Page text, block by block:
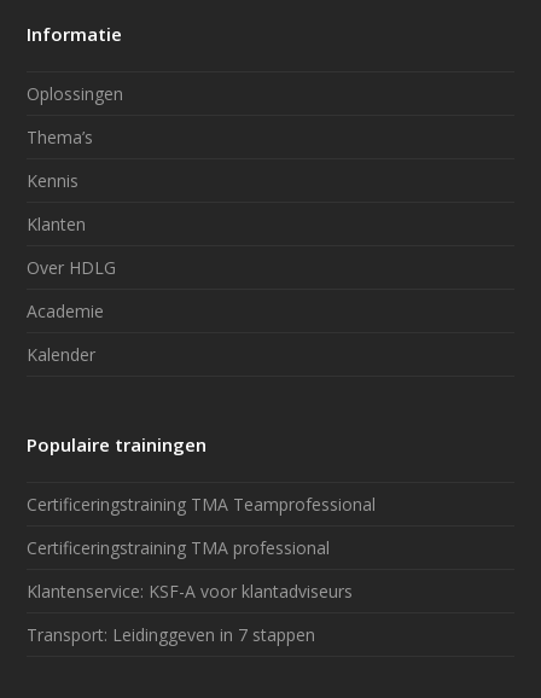
Informatie
Oplossingen
Thema’s
Kennis
Klanten
Over HDLG
Academie
Kalender
Populaire trainingen
Certificeringstraining TMA Teamprofessional
Certificeringstraining TMA professional
Klantenservice: KSF-A voor klantadviseurs
Transport: Leidinggeven in 7 stappen